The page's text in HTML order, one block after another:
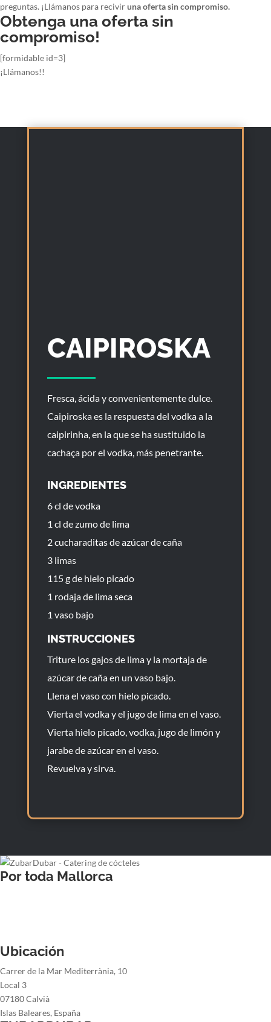
preguntas. ¡Llámanos para reciviruna oferta sin compromiso.
Obtenga una oferta sin
compromiso!
[formidable id=3]
¡Llámanos!!
CAIPIROSKA
Fresca, ácida y convenientemente dulce.
Caipiroska es la respuesta del vodka a la
caipirinha, en la que se ha sustituido la
cachaça por el vodka, más penetrante.
INGREDIENTES
6 cl de vodka
1 cl de zumo de lima
2 cucharaditas de azúcar de caña
3 limas
115 g de hielo picado
1 rodaja de lima seca
1 vaso bajo
INSTRUCCIONES
Triture los gajos de lima y la mortaja de
azúcar de caña en un vaso bajo.
Llena el vaso con hielo picado.
Vierta el vodka y el jugo de lima en el vaso.
Vierta hielo picado, vodka, jugo de limón y
jarabe de azúcar en el vaso.
Revuelva y sirva.
Por toda Mallorca
Ubicación
Carrer de la Mar Mediterrània, 10
Local 3
07180 Calvià
Islas Baleares, España